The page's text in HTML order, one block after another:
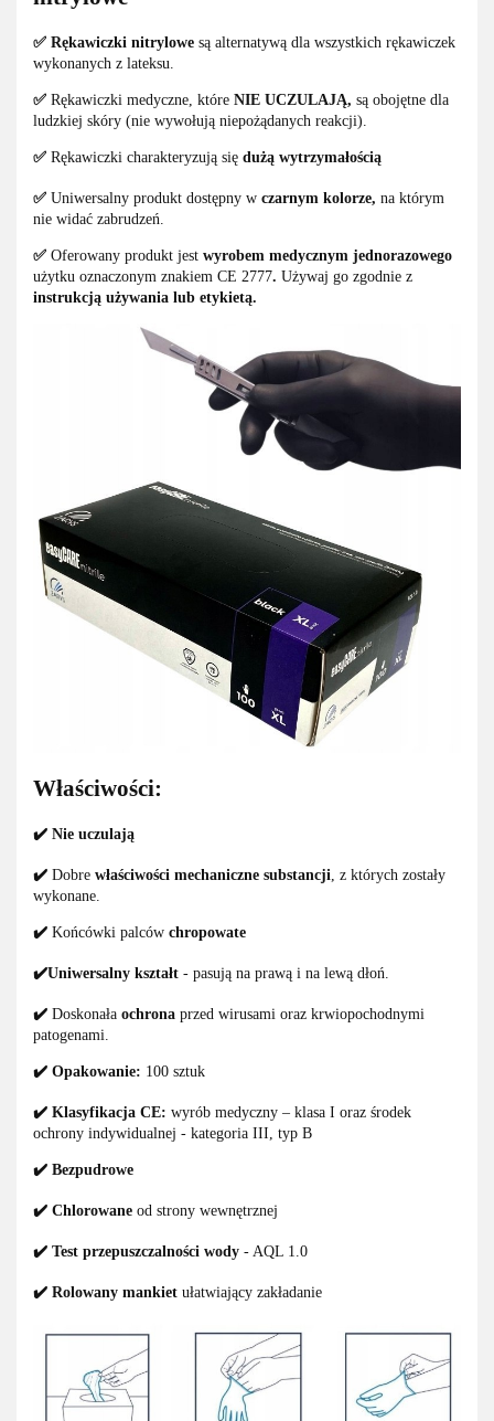
✅ Rękawiczki nitrylowe są alternatywą dla wszystkich rękawiczek
wykonanych z lateksu.
✅ Rękawiczki medyczne, które NIE UCZULAJĄ, są obojętne dla
ludzkiej skóry (nie wywołują niepożądanych reakcji).
✅ Rękawiczki charakteryzują się dużą wytrzymałością
✅ Uniwersalny produkt dostępny w czarnym kolorze, na którym
nie widać zabrudzeń.
✅ Oferowany produkt jest wyrobem medycznym jednorazowego
użytku oznaczonym znakiem CE 2777. Używaj go zgodnie z
instrukcją używania lub etykietą.
Właściwości:
✔️ Nie uczulają
✔️ Dobre właściwości mechaniczne substancji, z których zostały
wykonane.
✔️ Końcówki palców chropowate
✔️Uniwersalny kształt - pasują na prawą i na lewą dłoń.
✔️ Doskonała ochrona przed wirusami oraz krwiopochodnymi
patogenami.
✔️ Opakowanie: 100 sztuk
✔️ Klasyfikacja CE: wyrób medyczny – klasa I oraz środek
ochrony indywidualnej - kategoria III, typ B
✔️ Bezpudrowe
✔️ Chlorowane od strony wewnętrznej
✔️ Test przepuszczalności wody - AQL 1.0
✔️ Rolowany mankiet ułatwiający zakładanie